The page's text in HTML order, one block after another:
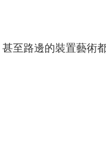
至路邊的裝置藝術